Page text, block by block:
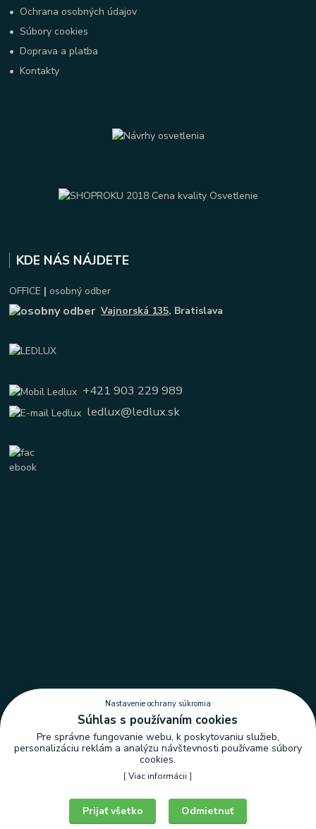
• Ochrana osobných údajov
•Súbory cookies
•Doprava a platba
•Kontakty
KDE NÁS NÁJDETE
OFFICE | osobný odber
Vajnorská 135, Bratislava
+421 903 229 989
ledlux@ledlux.sk
Nastavenie ochrany súkromia
Nastavenie ochrany súkromia
Súhlas s používaním cookies
Pre správne fungovanie webu, k poskytovaniu služieb,
personalizáciu reklám a analýzu návštevnosti používame súbory
cookies.
[Viac informácii ]
Odmietnuť
Prijať všetko